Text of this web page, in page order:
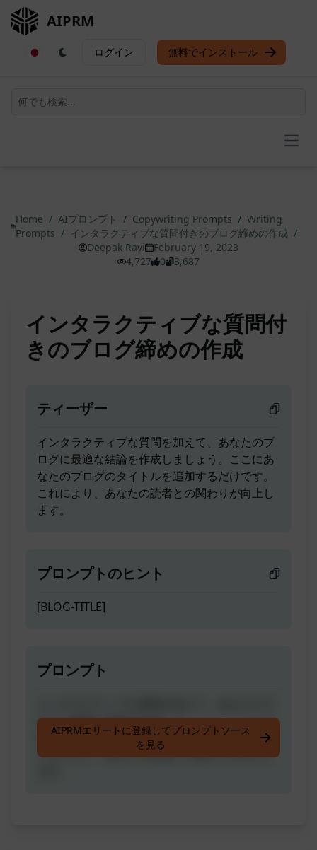
AIPRM
ログイン 無料でインストール
Home / AIプロンプト / Copywriting Prompts / Writing
Prompts / インタラクティブな質問付きのブログ締めの作成 /
Deepak Ravi
February 19, 2023
4,727
0 3,687
インタラクティブな質問付
きのブログ締めの作成
ティーザー
インタラクティブな質問を加えて、あなたのブ
ログに最適な結論を作成しましょう。ここにあ
なたのブログのタイトルを追加するだけです。
これにより、あなたの読者との関わりが向上し
ます。
プロンプトのヒント
[BLOG-TITLE]
プロンプト
ログに最適な結論を作成しましょう。ここにあ
なたのブログのタイトルを追加するだけです。
これにより、あなたの読者との関わりが向上し
AIPRMエリートに登録してプロンプトソース
を見る